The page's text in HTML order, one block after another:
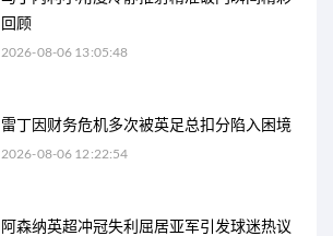
回顾
2026-08-06 13:05:48
雷丁因财务危机多次被英足总扣分陷入困境
2026-08-06 12:22:54
阿森纳英超冲冠失利屈居亚军引发球迷热议